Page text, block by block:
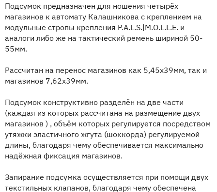
Подсумок предназначен для ношения четырёх
магазинов к автомату Калашникова с креплением на
модульные стропы крепления P.A.L.S.|M.O.L.L.E. и
аналоги либо же на тактический ремень шириной 50-
55мм.
Рассчитан на перенос магазинов как 5,45х39мм, так и
магазинов 7,62х39мм.
Подсумок конструктивно разделён на две части
(каждая из которых рассчитана на размещение двух
магазинов ) , объём которых регулируется посредством
утяжки эластичного жгута (шоккорда) регулируемой
длины, благодаря чему обеспечивается максимально
надёжная фиксация магазинов.
Запирание подсумка осуществляется при помощи двух
текстильных клапанов, благодаря чему обеспечена